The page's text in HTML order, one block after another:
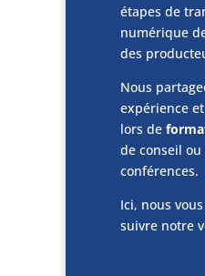
étapes de
numérique
des
Nous
expérience
lors de
de conseil ou
conférences.
Ici, nous
suivre notre